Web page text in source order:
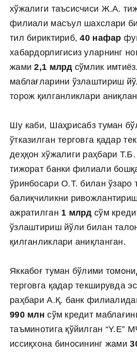
хўжалиги таъсисчиси Ж.А.
филиали масъул шахслари
тил бириктириб,40 нафар
хабардорлигисиз уларнинг
жами2,1 млрд сўмлик
маблағларини ўзлаштириш
торож қилганликлари
Шу каби, Шаҳрисабз туман
ўтказилган терговга қадар
деҳқон хўжалиги раҳбари Т.Б.
тижорат банки филиали
ўринбосари О.Т. билан ўзаро
балиқчиликни
ажратилган 1 млрд сўм
ўзлаштириш йўли билан
қилганликлари аниқланган.
Яккабоғ туман бўлими
терговга қадар текширувда
раҳбари А.Қ. банк
990 млн сўм кредит
таъминотига қўйилган “Y.Е”
иссиқхона биносининг жами